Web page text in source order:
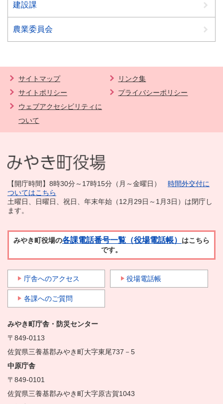
建設課
農業委員会
サイトマップ
リンク集
サイトポリシー
プライバシーポリシー
ウェブアクセシビリティに
ついて
【開庁時間】8時30分～17時15分（月～金曜日） 時間外交付に
ついてはこちら
土曜日、日曜日、祝日、年末年始（12月29日～1月3日）は閉庁し
ます。
みやき町役場の各課電話番号一覧（役場電話帳） はこちら
です。
庁舎へのアクセス 役場電話帳
各課へのご質問
みやき町庁舎・防災センター
〒849-0113
佐賀県三養基郡みやき町大字東尾737－5
中原庁舎
〒849-0101
佐賀県三養基郡みやき町大字原古賀1043